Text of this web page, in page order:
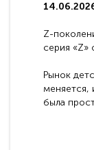
Z-
серия «Z»
Рынок
меняется,
была